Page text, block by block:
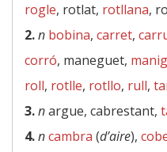
rogle, rotlat, rotllana,
2.n bobina, carret,
corró, maneguet,
roll, rotlle, rotllo, rull,
3.nargue, cabrestant,
4.ncambra (d’aire),